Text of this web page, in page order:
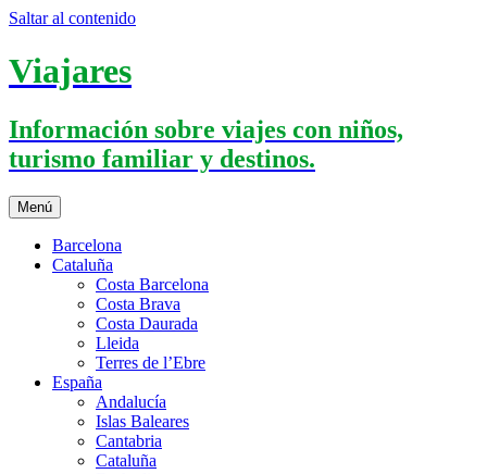
Saltar al contenido
Viajares
Información sobre viajes con niños,
turismo familiar y destinos.
Menú
Barcelona
Cataluña
Costa Barcelona
Costa Brava
Costa Daurada
Lleida
Terres de l’Ebre
España
Andalucía
Islas Baleares
Cantabria
Cataluña